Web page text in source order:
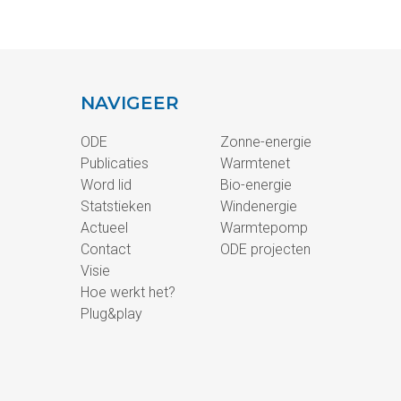
NAVIGEER
ODE
Publicaties
Word lid
Statstieken
Actueel
Contact
Visie
Hoe werkt het?
Plug&play
Zonne-energie
Warmtenet
Bio-energie
Windenergie
Warmtepomp
ODE projecten